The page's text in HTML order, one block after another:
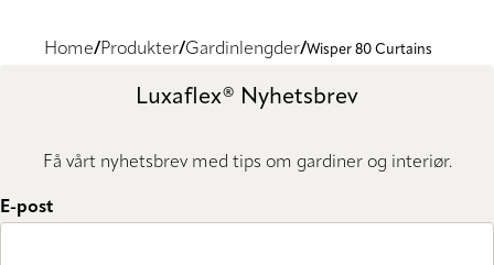
Home Produkter Gardinlengder Wisper 80 Curtains
Luxaflex® Nyhetsbrev
Få vårt nyhetsbrev med tips om gardiner og interiør.
E-post